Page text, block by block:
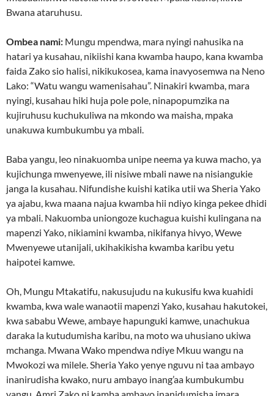
Bwana ataruhusu.
Ombea nami: Mungu mpendwa, mara nyingi nahusika na
hatari ya kusahau, nikiishi kana kwamba haupo, kana kwamba
faida Zako sio halisi, nikikukosea, kama inavyosemwa na Neno
Lako: “Watu wangu wamenisahau”. Ninakiri kwamba, mara
nyingi, kusahau hiki huja pole pole, ninapopumzika na
kujiruhusu kuchukuliwa na mkondo wa maisha, mpaka
unakuwa kumbukumbu ya mbali.
Baba yangu, leo ninakuomba unipe neema ya kuwa macho, ya
kujichunga mwenyewe, ili nisiwe mbali nawe na nisiangukie
janga la kusahau. Nifundishe kuishi katika utii wa Sheria Yako
ya ajabu, kwa maana najua kwamba hii ndiyo kinga pekee dhidi
ya mbali. Nakuomba uniongoze kuchagua kuishi kulingana na
mapenzi Yako, nikiamini kwamba, nikifanya hivyo, Wewe
Mwenyewe utanijali, ukihakikisha kwamba karibu yetu
haipotei kamwe.
Oh, Mungu Mtakatifu, nakusujudu na kukusifu kwa kuahidi
kwamba, kwa wale wanaotii mapenzi Yako, kusahau hakutokei,
kwa sababu Wewe, ambaye hapunguki kamwe, unachukua
daraka la kutudumisha karibu, na moto wa uhusiano ukiwa
mchanga. Mwana Wako mpendwa ndiye Mkuu wangu na
Mwokozi wa milele. Sheria Yako yenye nguvu ni taa ambayo
inanirudisha kwako, nuru ambayo inang’aa kumbukumbu